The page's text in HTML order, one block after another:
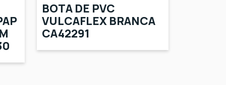
BOTA DE PVC
VULCAFLEX BRANCA
CA42291